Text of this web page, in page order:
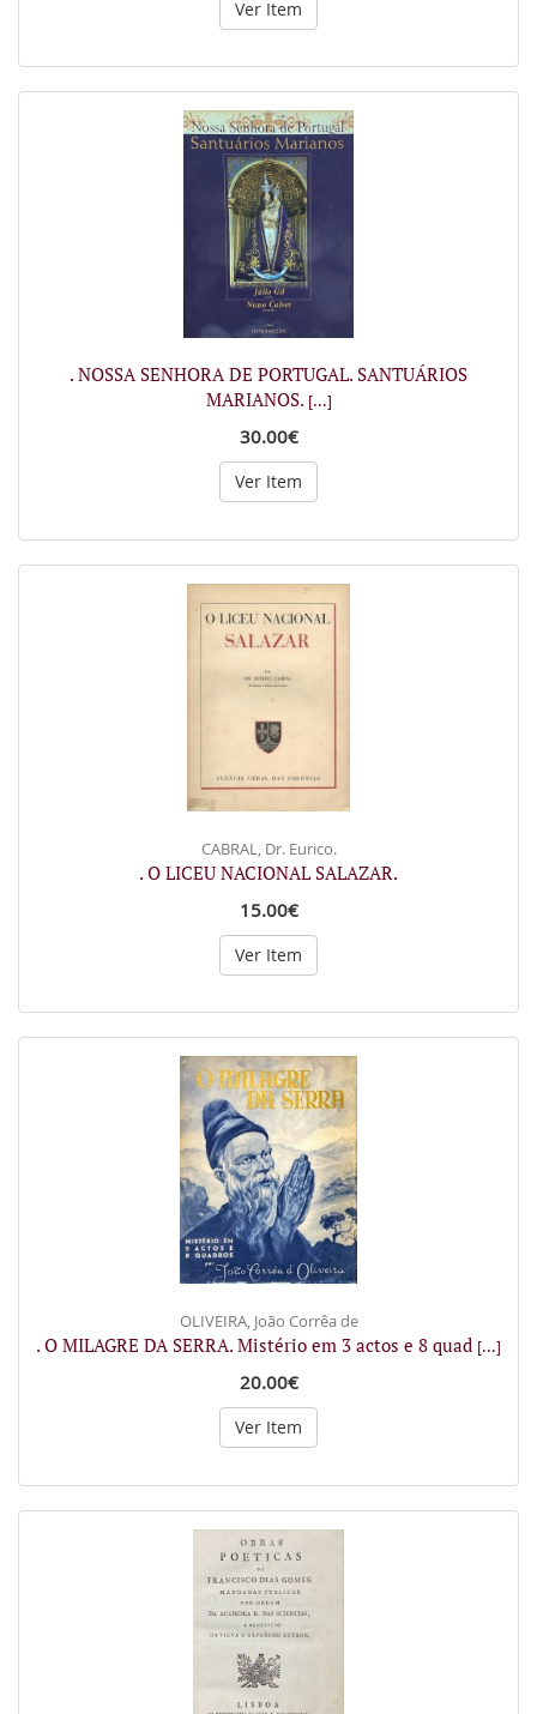
Ver Item
. NOSSA SENHORA DE PORTUGAL. SANTUÁRIOS
MARIANOS. [...]
30.00€
Ver Item
CABRAL, Dr. Eurico.
. O LICEU NACIONAL SALAZAR.
15.00€
Ver Item
OLIVEIRA, João Corrêa de
. O MILAGRE DA SERRA. Mistério em 3 actos e 8 quad [...]
20.00€
Ver Item